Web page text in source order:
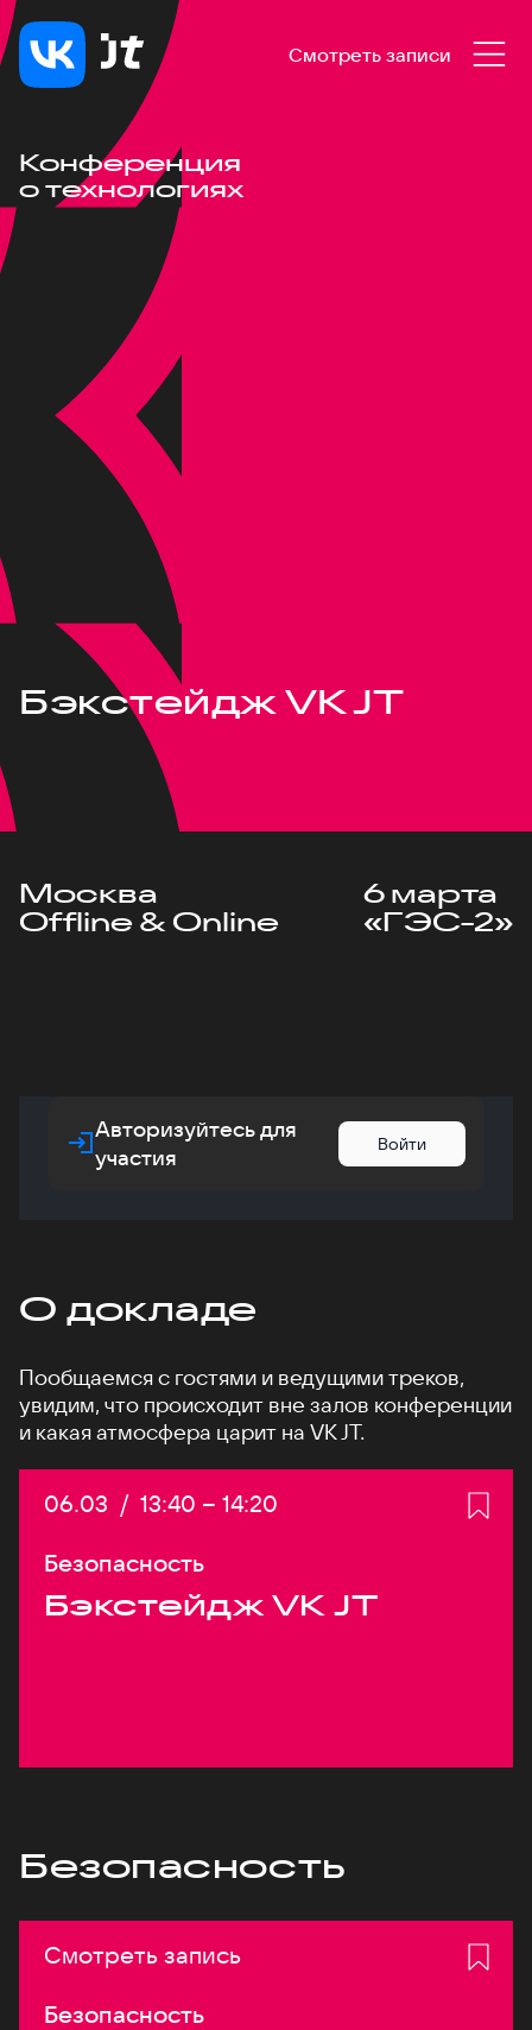
Смотреть записи
Конференция
о технологиях
Бэкстейдж VK JT
Москва
Offline & Online
6 марта
«ГЭС-2»
Авторизуйтесь для
участия
Войти
О докладе
Пообщаемся с гостями и ведущими треков,
увидим, что происходит вне залов конференции
и какая атмосфера царит на VK JT.
Дата:
06.03 / Начало:
13:40 – Конец:
14:20
Безопасность
Бэкстейдж VK JT
Безопасность
Смотреть запись
Безопасность